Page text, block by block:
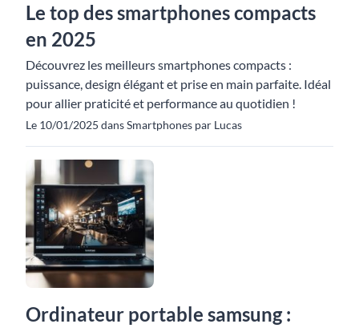
Le top des smartphones compacts
en 2025
Découvrez les meilleurs smartphones compacts :
puissance, design élégant et prise en main parfaite. Idéal
pour allier praticité et performance au quotidien !
Le 10/01/2025 dans Smartphones par Lucas
Ordinateur portable samsung :